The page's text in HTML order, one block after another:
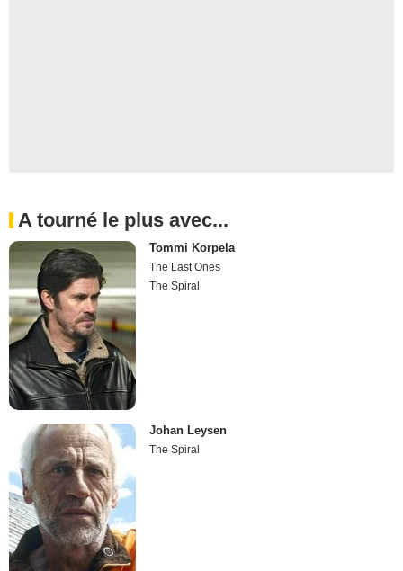
A tourné le plus avec...
Tommi Korpela
The Last Ones
The Spiral
Johan Leysen
The Spiral